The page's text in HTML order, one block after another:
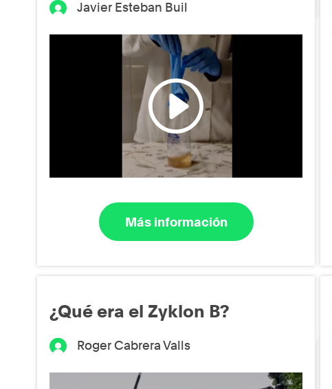
Javier Esteban Buil
Más información
¿Qué era el Zyklon B?
Roger Cabrera Valls